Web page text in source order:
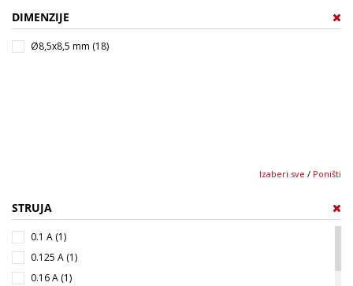
DIMENZIJE
Ø8,5x8,5 mm (18)
Izaberi sve / Poništi
STRUJA
0.1 A (1)
0.125 A (1)
0.16 A (1)